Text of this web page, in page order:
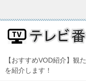
【おすすめVOD紹介】観
を紹介します！